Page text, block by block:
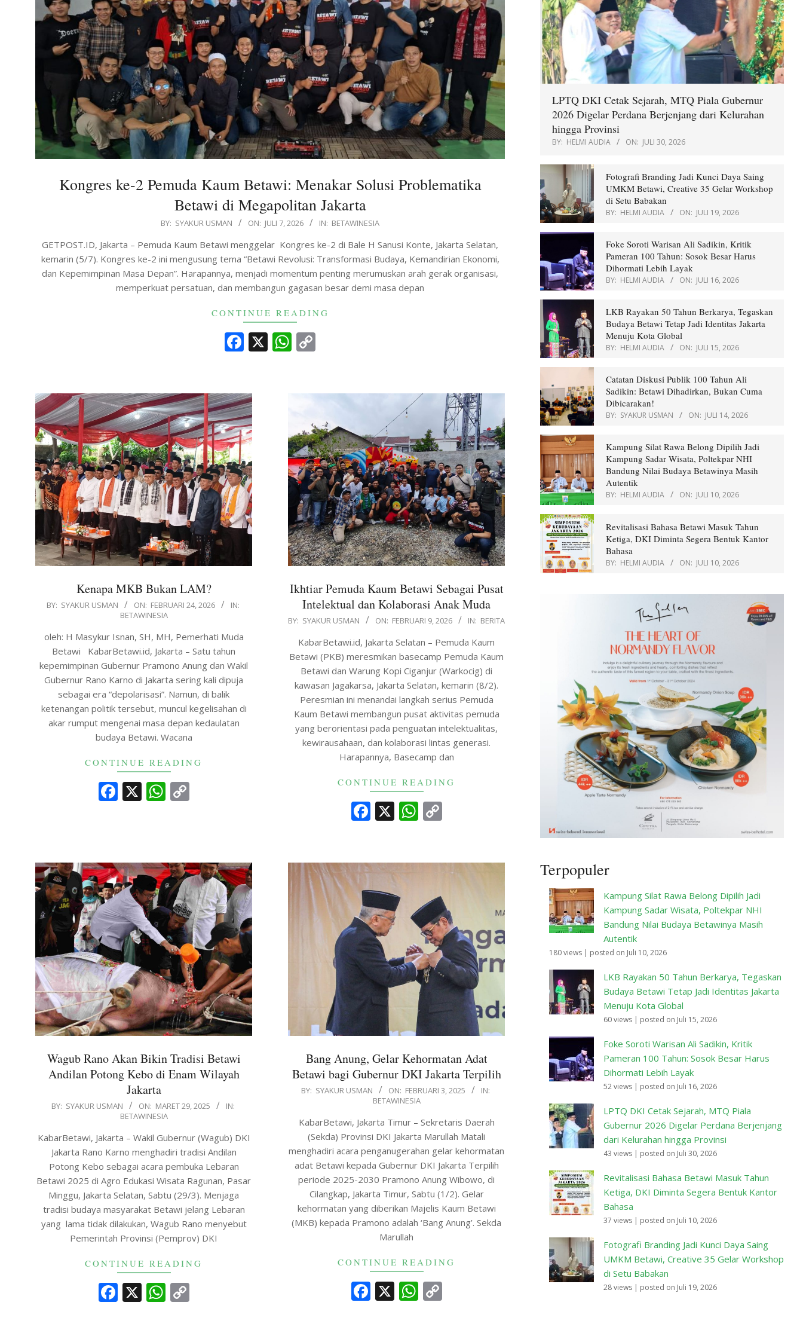
Kongres ke-2 Pemuda Kaum Betawi: Menakar Solusi Problematika
Betawi di Megapolitan Jakarta
07
BY: SYAKUR USMAN ON: JULI 7, 2026 IN: BETAWINESIA
GETPOST.ID, Jakarta – Pemuda Kaum Betawi menggelar Kongres ke-2 di Bale H Sanusi Konte, Jakarta Selatan,
kemarin (5/7). Kongres ke-2 ini mengusung tema “Betawi Revolusi: Transformasi Budaya, Kemandirian Ekonomi,
dan Kepemimpinan Masa Depan”. Harapannya, menjadi momentum penting merumuskan arah gerak organisasi,
memperkuat persatuan, dan membangun gagasan besar demi masa depan
CONTINUE READING
Facebook
X WhatsApp
Kenapa MKB Bukan LAM?
2026-
BY: SYAKUR USMAN ON: FEBRUARI 24, 2026
IN:
BETAWINESIA
oleh: H Masykur Isnan, SH, MH, Pemerhati Muda
Betawi KabarBetawi.id, Jakarta – Satu tahun
kepemimpinan Gubernur Pramono Anung dan Wakil
Gubernur Rano Karno di Jakarta sering kali dipuja
sebagai era “depolarisasi”. Namun, di balik
ketenangan politik tersebut, muncul kegelisahan di
akar rumput mengenai masa depan kedaulatan
budaya Betawi. Wacana
CONTINUE READING
Facebook
X WhatsApp
Copy
Ikhtiar Pemuda Kaum Betawi Sebagai Pusat
Intelektual dan Kolaborasi Anak Muda
2026-
BY: SYAKUR USMAN ON: FEBRUARI 9, 2026 IN: BERITA
KabarBetawi.id, Jakarta Selatan – Pemuda Kaum
Betawi (PKB) meresmikan basecamp Pemuda Kaum
Betawi dan Warung Kopi Ciganjur (Warkocig) di
kawasan Jagakarsa, Jakarta Selatan, kemarin (8/2).
Peresmian ini menandai langkah serius Pemuda
Kaum Betawi membangun pusat aktivitas pemuda
yang berorientasi pada penguatan intelektualitas,
kewirausahaan, dan kolaborasi lintas generasi.
Harapannya, Basecamp dan
CONTINUE READING
Facebook
X WhatsApp
Copy
Wagub Rano Akan Bikin Tradisi Betawi
Andilan Potong Kebo di Enam Wilayah
Jakarta
2025-
29
BY: SYAKUR USMAN ON: MARET 29, 2025
IN:
BETAWINESIA
KabarBetawi, Jakarta – Wakil Gubernur (Wagub) DKI
Jakarta Rano Karno menghadiri tradisi Andilan
Potong Kebo sebagai acara pembuka Lebaran
Betawi 2025 di Agro Edukasi Wisata Ragunan, Pasar
Minggu, Jakarta Selatan, Sabtu (29/3). Menjaga
tradisi budaya masyarakat Betawi jelang Lebaran
yang lama tidak dilakukan, Wagub Rano menyebut
Pemerintah Provinsi (Pemprov) DKI
CONTINUE READING
Facebook
X WhatsApp
Copy
Bang Anung, Gelar Kehormatan Adat
Betawi bagi Gubernur DKI Jakarta Terpilih
2025-
BY: SYAKUR USMAN ON: FEBRUARI 3, 2025
IN:
BETAWINESIA
KabarBetawi, Jakarta Timur – Sekretaris Daerah
(Sekda) Provinsi DKI Jakarta Marullah Matali
menghadiri acara penganugerahan gelar kehormatan
adat Betawi kepada Gubernur DKI Jakarta Terpilih
periode 2025-2030 Pramono Anung Wibowo, di
Cilangkap, Jakarta Timur, Sabtu (1/2). Gelar
kehormatan yang diberikan Majelis Kaum Betawi
(MKB) kepada Pramono adalah ‘Bang Anung’. Sekda
Marullah
CONTINUE READING
Facebook
X WhatsApp
Copy
LPTQ DKI Cetak Sejarah, MTQ Piala Gubernur
2026 Digelar Perdana Berjenjang dari Kelurahan
hingga Provinsi
BY: HELMI AUDIA ON: JULI 30, 2026
Fotografi Branding Jadi Kunci Daya Saing
UMKM Betawi, Creative 35 Gelar Workshop
di Setu Babakan
BY: HELMI AUDIA ON: JULI 19, 2026
Foke Soroti Warisan Ali Sadikin, Kritik
Pameran 100 Tahun: Sosok Besar Harus
Dihormati Lebih Layak
BY: HELMI AUDIA ON: JULI 16, 2026
LKB Rayakan 50 Tahun Berkarya, Tegaskan
Budaya Betawi Tetap Jadi Identitas Jakarta
Menuju Kota Global
BY: HELMI AUDIA ON: JULI 15, 2026
Catatan Diskusi Publik 100 Tahun Ali
Sadikin: Betawi Dihadirkan, Bukan Cuma
Dibicarakan!
BY: SYAKUR USMAN ON: JULI 14, 2026
Kampung Silat Rawa Belong Dipilih Jadi
Kampung Sadar Wisata, Poltekpar NHI
Bandung Nilai Budaya Betawinya Masih
Autentik
BY: HELMI AUDIA ON: JULI 10, 2026
Revitalisasi Bahasa Betawi Masuk Tahun
Ketiga, DKI Diminta Segera Bentuk Kantor
Bahasa
BY: HELMI AUDIA ON: JULI 10, 2026
Terpopuler
Kampung Silat Rawa Belong Dipilih Jadi
Kampung Sadar Wisata, Poltekpar NHI
Bandung Nilai Budaya Betawinya Masih
Autentik
180 views | posted on Juli 10, 2026
LKB Rayakan 50 Tahun Berkarya, Tegaskan
Budaya Betawi Tetap Jadi Identitas Jakarta
Menuju Kota Global
60 views | posted on Juli 15, 2026
Foke Soroti Warisan Ali Sadikin, Kritik
Pameran 100 Tahun: Sosok Besar Harus
Dihormati Lebih Layak
52 views | posted on Juli 16, 2026
LPTQ DKI Cetak Sejarah, MTQ Piala
Gubernur 2026 Digelar Perdana Berjenjang
dari Kelurahan hingga Provinsi
43 views | posted on Juli 30, 2026
Revitalisasi Bahasa Betawi Masuk Tahun
Ketiga, DKI Diminta Segera Bentuk Kantor
Bahasa
37 views | posted on Juli 10, 2026
Fotografi Branding Jadi Kunci Daya Saing
UMKM Betawi, Creative 35 Gelar Workshop
di Setu Babakan
28 views | posted on Juli 19, 2026